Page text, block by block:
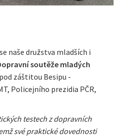
naše družstva mladších i
soutěže mladých
záštitou Besipu -
Policejního prezidia PČR,
testech z dopravních
své praktické dovednosti